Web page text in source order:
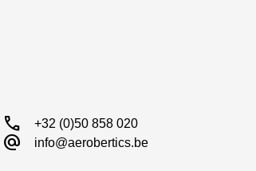
call +32 (0)50 858 020
alternate_email info@aerobertics.be